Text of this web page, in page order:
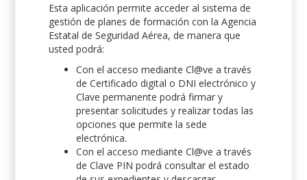
Esta aplicación permite acceder al sistema de
gestión de planes de formación con la Agencia
Estatal de Seguridad Aérea, de manera que
usted podrá:
Con el acceso mediante Cl@ve a través
de Certificado digital o DNI electrónico y
Clave permanente podrá firmar y
presentar solicitudes y realizar todas las
opciones que permite la sede
electrónica.
Con el acceso mediante Cl@ve a través
de Clave PIN podrá consultar el estado